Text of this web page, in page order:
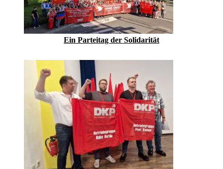
Ein Parteitag der Solidarität